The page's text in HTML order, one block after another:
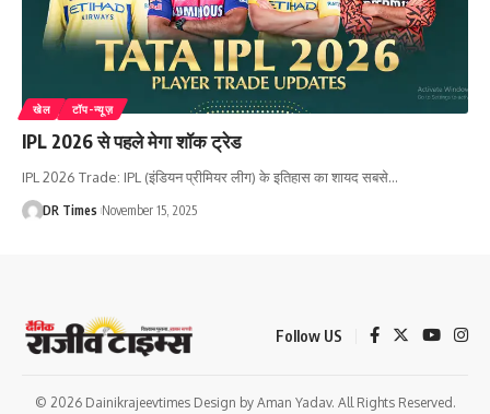
खेल टॉप-न्यूज़
IPL 2026 से पहले मेगा शॉक ट्रेड
IPL 2026 Trade: IPL (इंडियन प्रीमियर लीग) के इतिहास का शायद सबसे…
DR Times November 15, 2025
Follow US
© 2026 Dainikrajeevtimes Design by Aman Yadav. All Rights Reserved.